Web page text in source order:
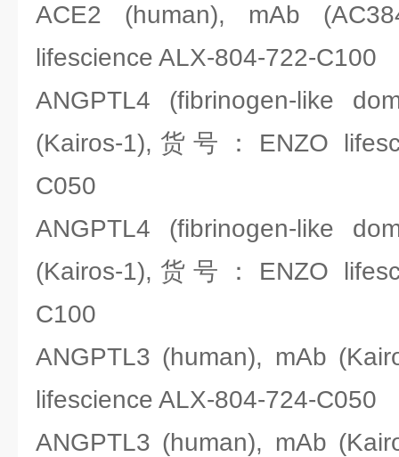
ACE2 (human), mAb
lifescience ALX-804-722-C100
ANGPTL4 (fibrinogen-like
(Kairos-1),货号：ENZO
C050
ANGPTL4 (fibrinogen-like
(Kairos-1),货号：ENZO
C100
ANGPTL3 (human), mAb
lifescience ALX-804-724-C050
ANGPTL3 (human), mAb